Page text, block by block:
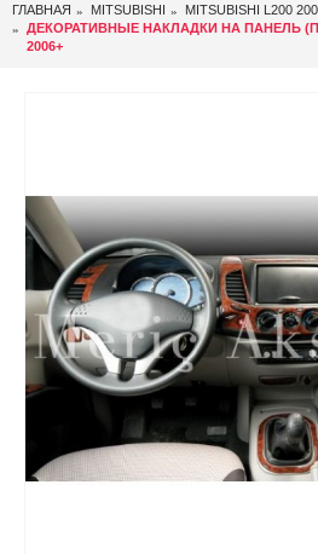
ГЛАВНАЯ MITSUBISHI
MITSUBISHI L200
ДЕКОРАТИВНЫЕ НАКЛАДКИ НА ПАНЕЛЬ
2006+